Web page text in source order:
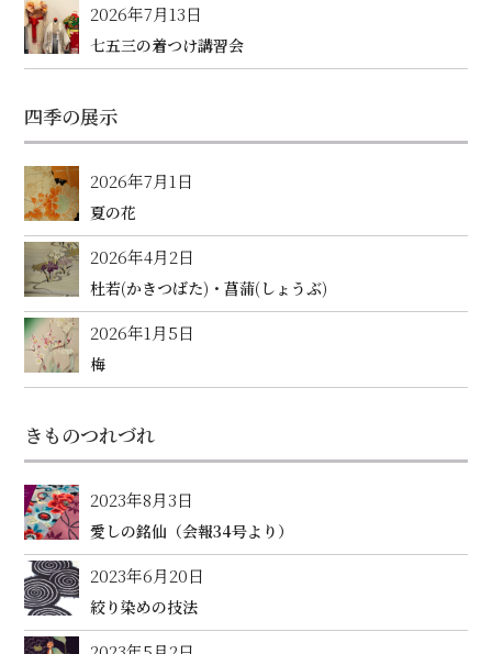
2026年7月13日
七五三の着つけ講習会
四季の展示
2026年7月1日
夏の花
2026年4月2日
杜若(かきつばた)・菖蒲(しょうぶ)
2026年1月5日
梅
きものつれづれ
2023年8月3日
愛しの銘仙（会報34号より）
2023年6月20日
絞り染めの技法